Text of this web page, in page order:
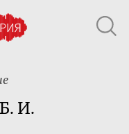
И.